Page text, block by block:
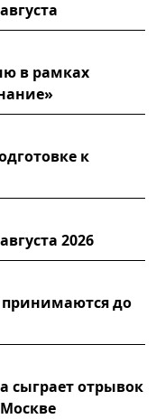
в рамках
к
2026
до
сыграет отрывок